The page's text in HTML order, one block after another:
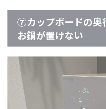
⑦カップボードの奥
お鍋が置けない